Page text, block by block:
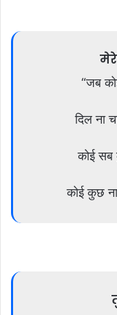
“जब
दिल ना
कोई
कोई कुछ